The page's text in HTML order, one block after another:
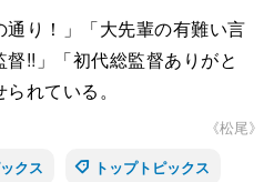
り！」「大先輩の有難い言
!!」「初代総監督ありがと
れている。
《松尾》
クス トップトピックス